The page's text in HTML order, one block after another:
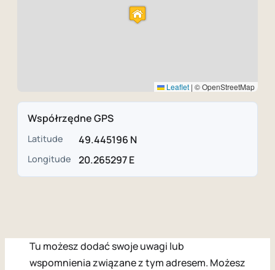
Leaflet | © OpenStreetMap
Współrzędne GPS
Latitude 49.445196 N
Longitude 20.265297 E
Tu możesz dodać swoje uwagi lub
wspomnienia związane z tym adresem. Możesz